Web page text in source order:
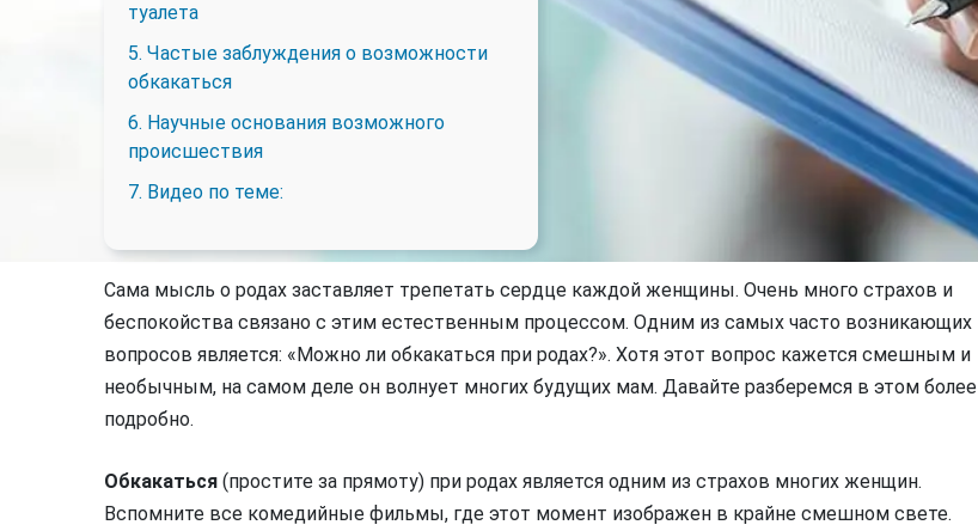
туалета
5. Частые заблуждения о возможности
обкакаться
6. Научные основания возможного
происшествия
7. Видео по теме:
Сама мысль о родах заставляет трепетать сердце каждой женщины. Очень много страхов и
беспокойства связано с этим естественным процессом. Одним из самых часто возникающих
вопросов является: «Можно ли обкакаться при родах?». Хотя этот вопрос кажется смешным и
необычным, на самом деле он волнует многих будущих мам. Давайте разберемся в этом более
подробно.
Обкакаться (простите за прямоту) при родах является одним из страхов многих женщин.
Вспомните все комедийные фильмы, где этот момент изображен в крайне смешном свете.